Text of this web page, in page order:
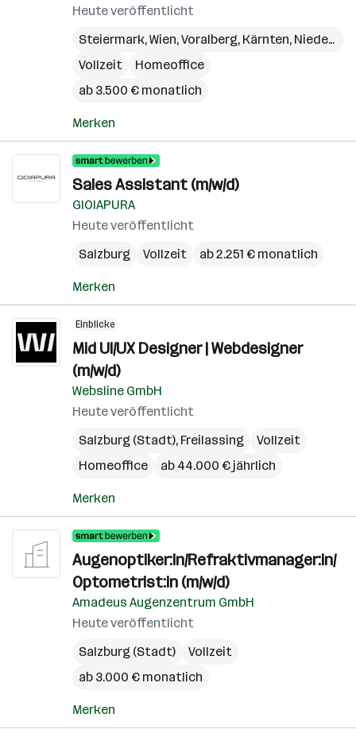
Heute veröffentlicht
Steiermark,Wien,Voralberg, Kärnten, Niederösterreich
Vollzeit
Homeoffice
ab 3.500 € monatlich
Merken
Sales Assistant (m/w/d)
GIOIAPURA
Heute veröffentlicht
Salzburg
Vollzeit ab 2.251 € monatlich
Merken
Einblicke
Mid UI/UX Designer | Webdesigner
(m/w/d)
Websline GmbH
Heute veröffentlicht
Salzburg (Stadt), Freilassing
Vollzeit
Homeoffice
ab 44.000 € jährlich
Merken
Augenoptiker:in/Refraktivmanager:in/
Optometrist:in (m/w/d)
Amadeus Augenzentrum GmbH
Heute veröffentlicht
Salzburg (Stadt)
Vollzeit
ab 3.000 € monatlich
Merken